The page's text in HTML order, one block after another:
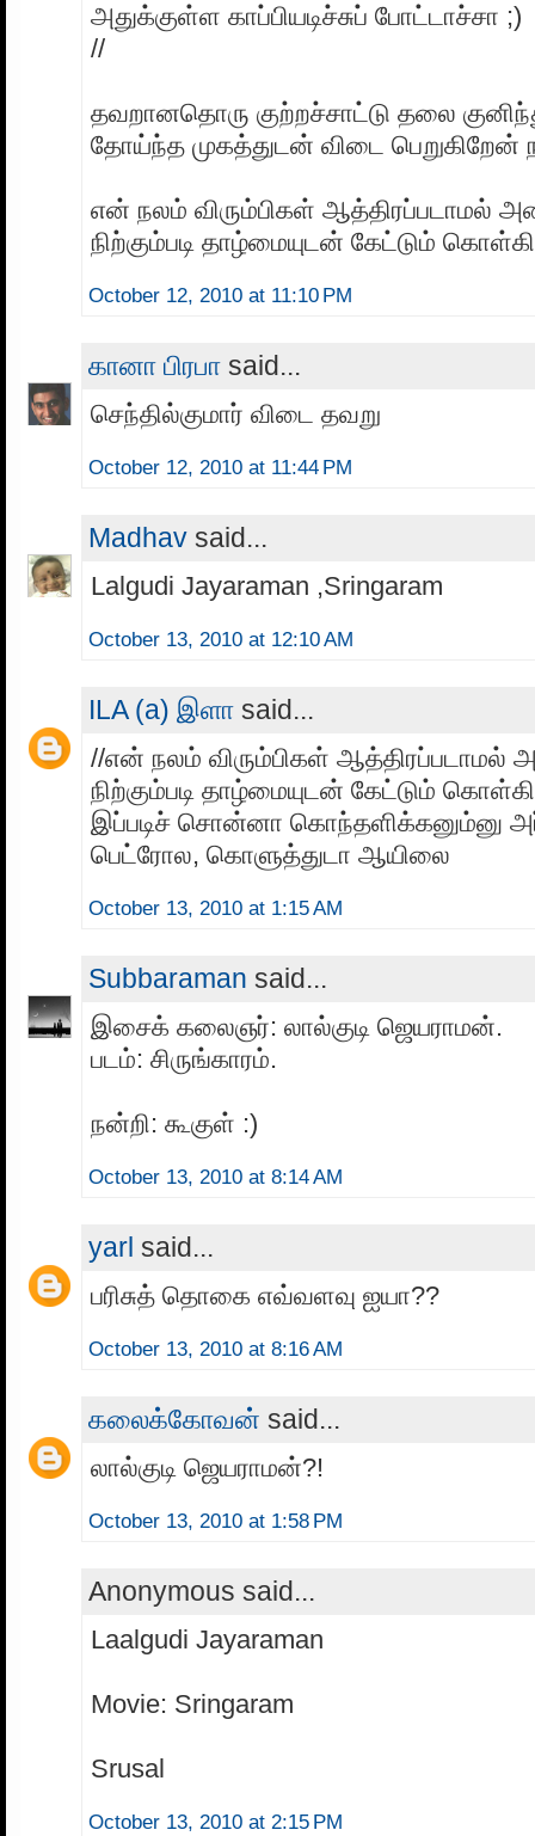
அதுக்குள்ள காப்பியடிச்சுப் போட்டாச்சா ;)
//
தவறானதொரு குற்றச்சாட்டு தலை
தோய்ந்த முகத்துடன் விடை
என் நலம் விரும்பிகள் ஆத்திரப்படாமல்
நிற்கும்படி தாழ்மையுடன் கேட்டும்
October 12, 2010 at 11:10 PM
கானா பிரபா said...
செந்தில்குமார் விடை தவறு
October 12, 2010 at 11:44 PM
Madhav said...
Lalgudi Jayaraman ,Sringaram
October 13, 2010 at 12:10 AM
ILA (a) இளா said...
//என் நலம் விரும்பிகள் ஆத்திரப்படாமல்
நிற்கும்படி தாழ்மையுடன் கேட்டும்
இப்படிச் சொன்னா கொந்தளிக்கனும்னு
பெட்ரோல, கொளுத்துடா ஆயிலை
October 13, 2010 at 1:15 AM
Subbaraman said...
இசைக் கலைஞர்: லால்குடி ஜெயராமன்.
படம்: சிருங்காரம்.
நன்றி: கூகுள் :)
October 13, 2010 at 8:14 AM
yarl said...
பரிசுத் தொகை எவ்வளவு ஐயா??
October 13, 2010 at 8:16 AM
கலைக்கோவன் said...
லால்குடி ஜெயராமன்?!
October 13, 2010 at 1:58 PM
Anonymous said...
Laalgudi Jayaraman
Movie: Sringaram
Srusal
October 13, 2010 at 2:15 PM